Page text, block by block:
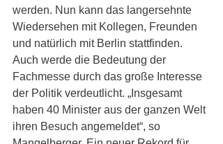
werden. Nun kann das langersehnte
Wiedersehen mit Kollegen, Freunden
und natürlich mit Berlin stattfinden.
Auch werde die Bedeutung der
Fachmesse durch das große Interesse
der Politik verdeutlicht. „Insgesamt
haben 40 Minister aus der ganzen Welt
ihren Besuch angemeldet“, so